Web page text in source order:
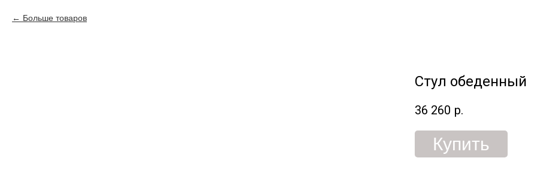
Больше товаров
Стул обеденный
36 260 р.
Купить